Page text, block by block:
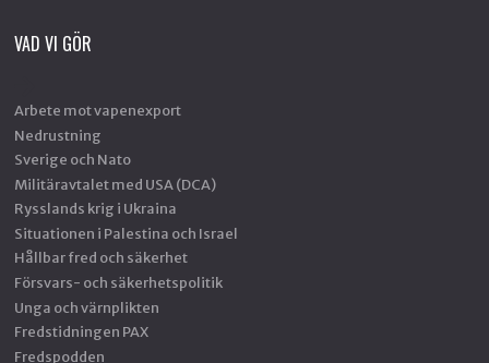
VAD VI GÖR
Arbete mot vapenexport
Nedrustning
Sverige och Nato
Militäravtalet med USA (DCA)
Rysslands krig i Ukraina
Situationen i Palestina och Israel
Hållbar fred och säkerhet
Försvars- och säkerhetspolitik
Unga och värnplikten
Fredstidningen PAX
Fredspodden